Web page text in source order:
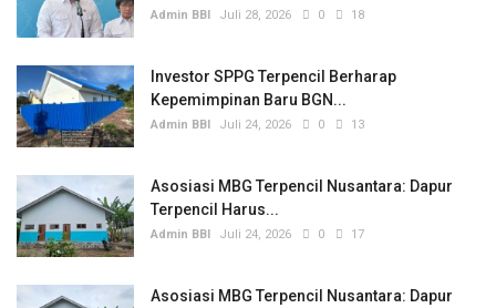
Admin BBI Juli 28, 2026 0 18
Investor SPPG Terpencil Berharap
Kepemimpinan Baru BGN...
Admin BBI Juli 24, 2026 0 13
Asosiasi MBG Terpencil Nusantara: Dapur
Terpencil Harus...
Admin BBI Juli 24, 2026 0 17
Asosiasi MBG Terpencil Nusantara: Dapur